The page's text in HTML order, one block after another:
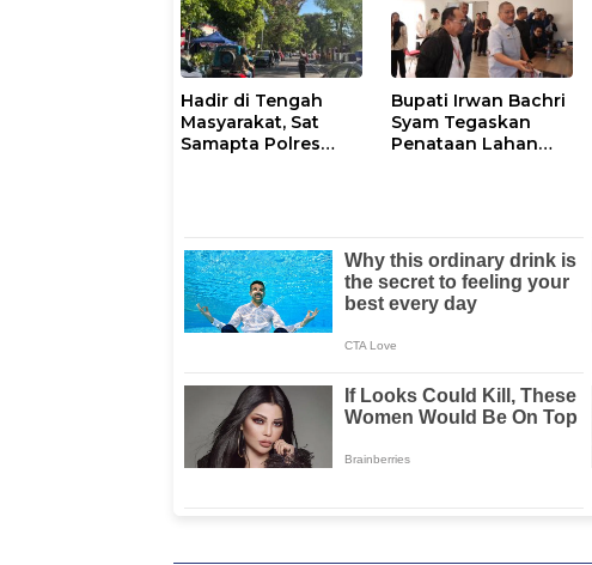
Hadir di Tengah
Masyarakat, Sat
Samapta Polres
Bupati Irwan Bachri
Syam Tegaskan
Penataan Lahan